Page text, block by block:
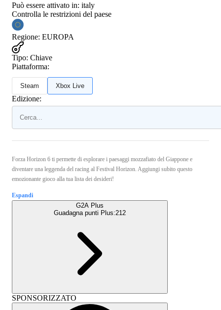
Può essere attivato in: italy
Controlla le restrizioni del paese
Regione: EUROPA
Tipo: Chiave
Piattaforma:
Steam Xbox Live
Edizione:
Forza Horizon 6 ti permette di esplorare i paesaggi mozzafiato del Giappone e
diventare una leggenda del racing al Festival Horizon. Aggiungi subito questo
emozionante gioco alla tua lista dei desideri!
Espandi
G2A Plus
Guadagna punti Plus:212
SPONSORIZZATO